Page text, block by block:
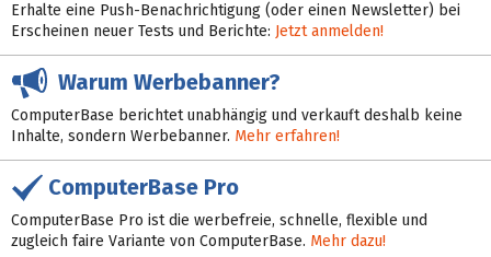
Erhalte eine Push-Benachrichtigung (oder einen Newsletter) bei
Erscheinen neuer Tests und Berichte: Jetzt anmelden!
Warum Werbebanner?
ComputerBase berichtet unabhängig und verkauft deshalb keine
Inhalte, sondern Werbebanner. Mehr erfahren!
ComputerBase Pro
ComputerBase Pro ist die werbefreie, schnelle, flexible und
zugleich faire Variante von ComputerBase. Mehr dazu!